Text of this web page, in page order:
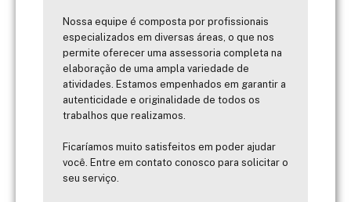
Nossa equipe é composta por profissionais
especializados em diversas áreas, o que nos
permite oferecer uma assessoria completa na
elaboração de uma ampla variedade de
atividades. Estamos empenhados em garantir a
autenticidade e originalidade de todos os
trabalhos que realizamos.
Ficaríamos muito satisfeitos em poder ajudar
você. Entre em contato conosco para solicitar o
seu serviço.